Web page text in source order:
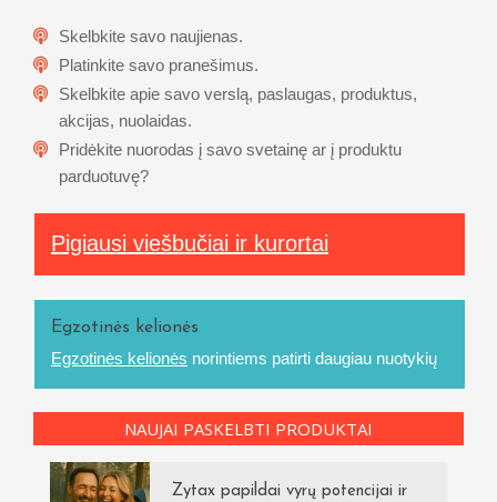
Skelbkite savo naujienas.
Platinkite savo pranešimus.
Skelbkite apie savo verslą, paslaugas, produktus,
akcijas, nuolaidas.
Pridėkite nuorodas į savo svetainę ar į produktu
parduotuvę?
Pigiausi viešbučiai ir kurortai
Egzotinės kelionės
Egzotinės kelionės norintiems patirti daugiau nuotykių
NAUJAI PASKELBTI PRODUKTAI
Zytax papildai vyrų potencijai ir